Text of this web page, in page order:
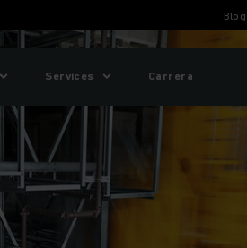
Blog
Services Carrera